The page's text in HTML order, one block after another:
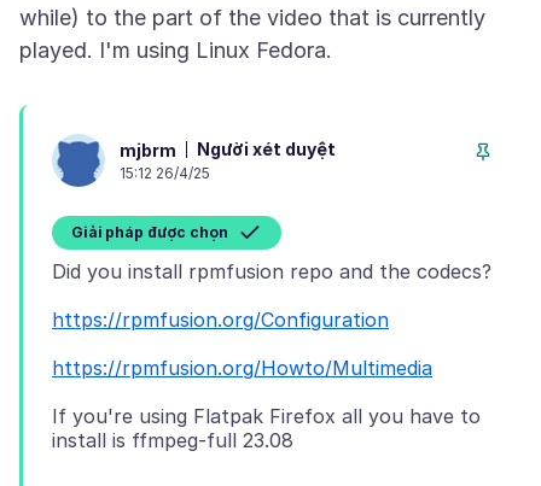
while) to the part of the video that is currently
mjbrm Người xét duyệt
15:12 26/4/25
Giải pháp được chọn
https://rpmfusion.org/Configuration
https://rpmfusion.org/Howto/Multimedia
If you're using Flatpak Firefox all you have to